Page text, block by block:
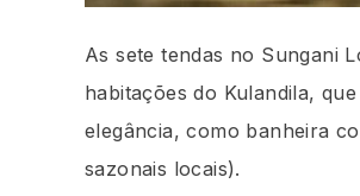
As sete tendas no Sungani
habitações do Kulandila,
elegância, como banheira
sazonais locais).